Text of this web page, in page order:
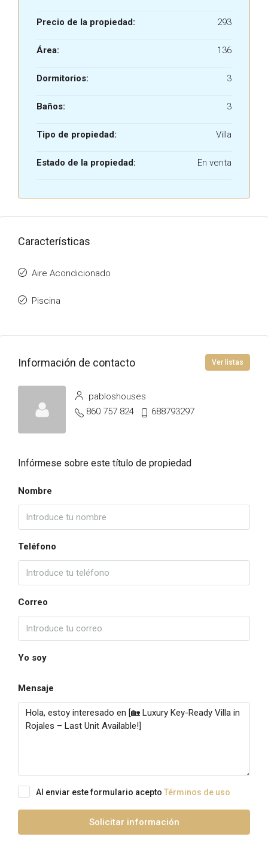
Precio de la propiedad: 293
Área: 136
Dormitorios: 3
Baños: 3
Tipo de propiedad: Villa
Estado de la propiedad: En venta
Características
Aire Acondicionado
Piscina
Información de contacto Ver listas
pabloshouses
860 757 824
688793297
Infórmese sobre este título de propiedad
Nombre
Teléfono
Correo
Yo soy
Mensaje
Al enviar este formulario acepto Términos de uso
Solicitar información